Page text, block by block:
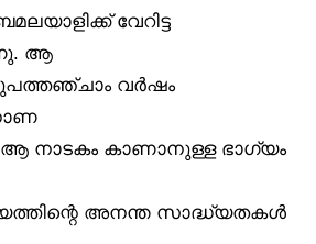
വേറിട്ട
ആ
വർഷം
ആ നാടകം കാണാനുള്ള ഭാഗ്യം
അനന്ത സാദ്ധ്യതകൾ